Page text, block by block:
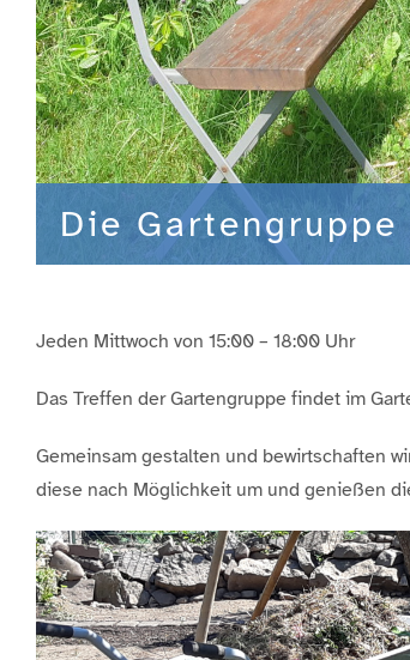
Die Gartengruppe
Jeden Mittwoch von 15:00 – 18:00 Uhr
Das Treffen der Gartengruppe findet im
Gemeinsam gestalten und bewirtschaften
diese nach Möglichkeit um und genießen